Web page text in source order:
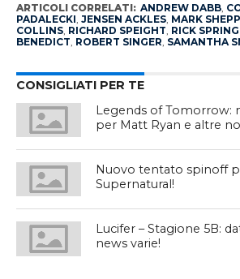
ARTICOLI CORRELATI: ANDREW DABB,
PADALECKI JENSEN ACKLES, MARK
COLLINS, RICHARD SPEIGHT RICK
BENEDICT ROBERT SINGER SAMANTHA
CONSIGLIATI PER TE
Legends of Tomorrow:
per Matt Ryan e altre
Nuovo tentato spinoff
Supernatural!
Lucifer – Stagione 5B:
news varie!